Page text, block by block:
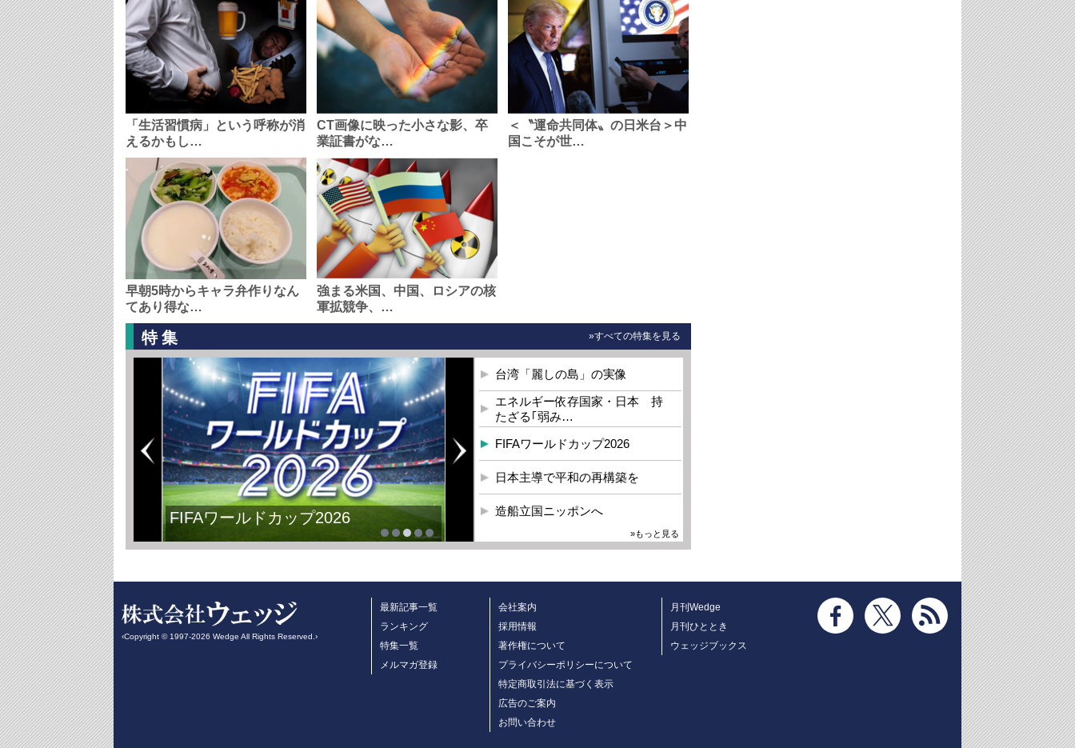
「生活習慣病」という呼称が消
えるかもし…
CT画像に映った小さな影、卒
業証書がな…
＜〝運命共同体〟の日米台＞中
国こそが世…
早朝5時からキャラ弁作りなん
てあり得な…
強まる米国、中国、ロシアの核
軍拡競争、…
特集 »すべての特集を見る
FIFAワールドカップ2026
台湾「麗しの島」の実像
エネルギー依存国家・日本 持
たざる｢弱み…
FIFAワールドカップ2026
日本主導で平和の再構築を
造船立国ニッポンへ
»もっと見る
‹Copyright © 1997-2026 Wedge All Rights Reserved.›
最新記事一覧
ランキング
特集一覧
メルマガ登録
会社案内
採用情報
著作権について
プライバシーポリシーについて
特定商取引法に基づく表示
広告のご案内
お問い合わせ
月刊Wedge
月刊ひととき
ウェッジブックス